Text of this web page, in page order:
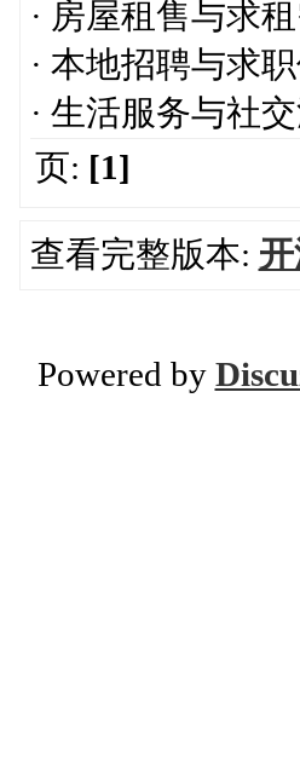
· 房屋租售与求
· 本地招聘与求
· 生活服务与社
页: [1]
查看完整版本:
Powered by